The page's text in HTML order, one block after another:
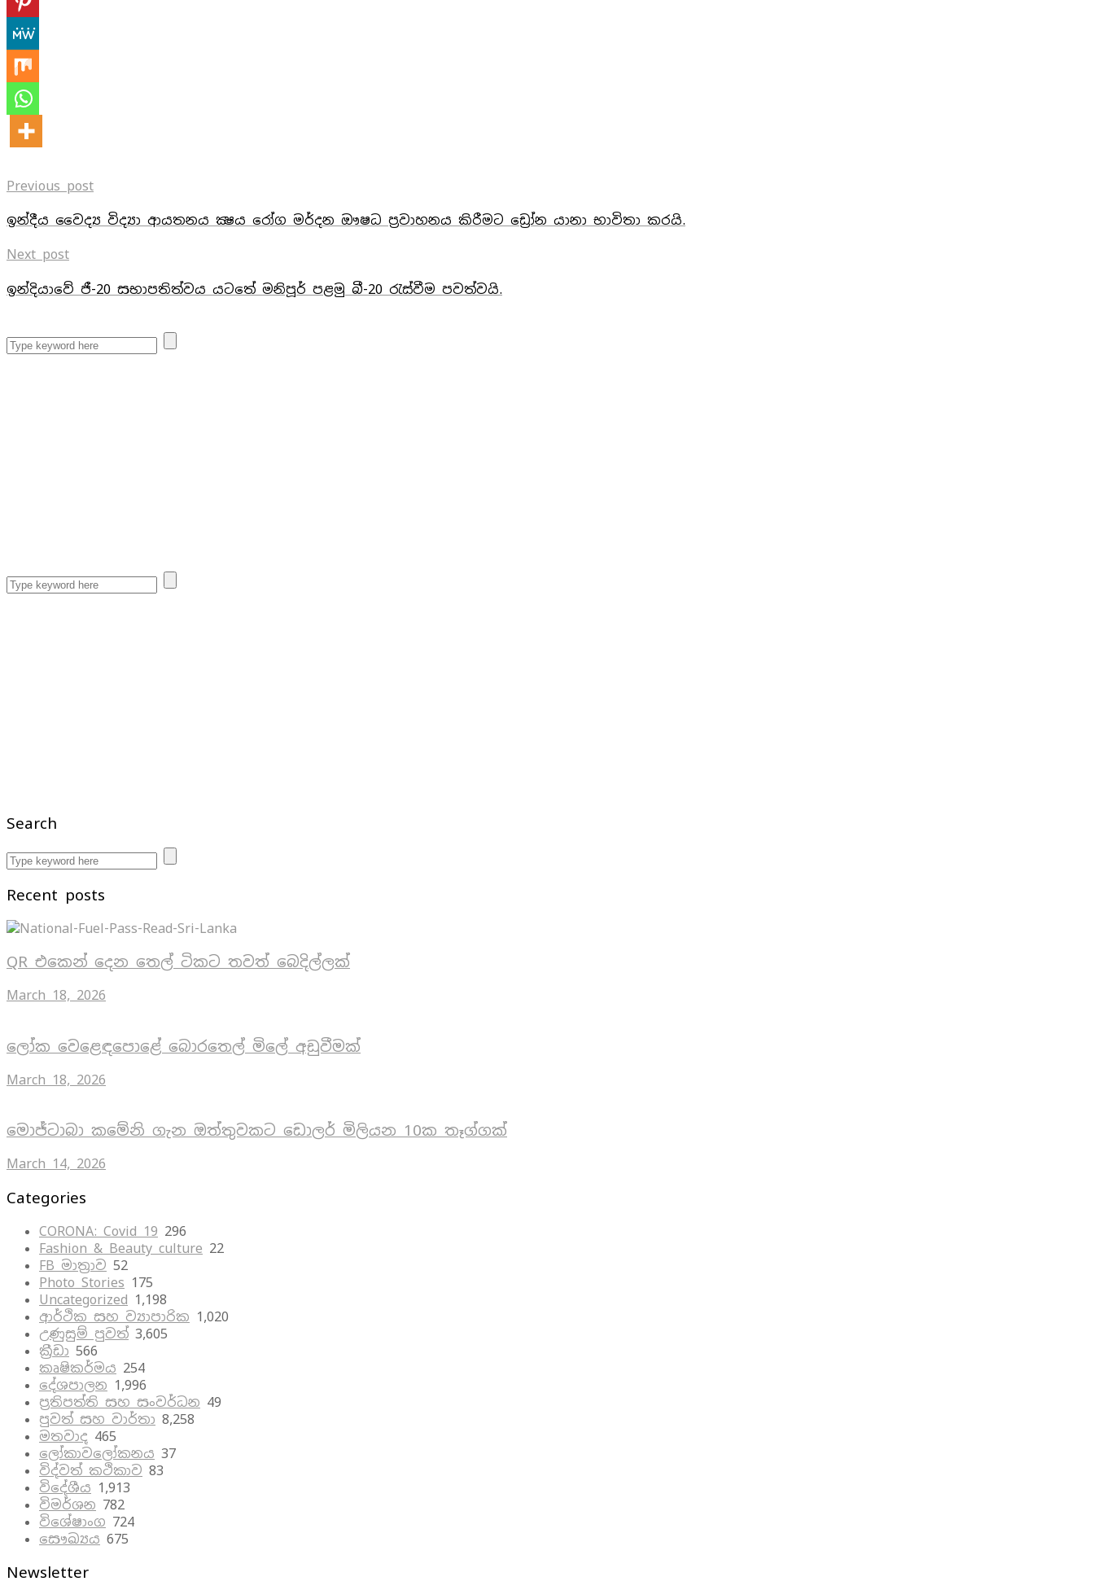
Previous post
ඉන්දීය වෛද්‍ය විද්‍යා ආයතනය ක්‍ෂය රෝග මර්දන ඖෂධ ප්‍රවාහනය කිරීමට ඩ්‍රෝන යානා භාවිතා කරයි.
Next post
ඉන්දියාවේ ජී-20 සභාපතිත්වය යටතේ මනිපූර් පළමු බී-20 රැස්වීම පවත්වයි.
Search
Recent posts
QR එකෙන් දෙන තෙල් ටිකට තවත් බෙදිල්ලක්
March 18, 2026
ලෝක වෙළෙඳපොළේ බොරතෙල් මිලේ අඩුවීමක්
March 18, 2026
මොජ්ටාබා කමේනි ගැන ඔත්තුවකට ඩොලර් මිලියන 10ක තෑග්ගක්
March 14, 2026
Categories
CORONA: Covid 19 296
Fashion & Beauty culture 22
FB මාත්‍රාව 52
Photo Stories 175
Uncategorized 1,198
ආර්ථික සහ ව්‍යාපාරික 1,020
උණුසුම් පුවත් 3,605
ක්‍රීඩා 566
කෘෂිකර්මය 254
දේශපාලන 1,996
ප්‍රතිපත්ති සහ සංවර්ධන 49
පුවත් සහ වාර්තා 8,258
මතවාද 465
ලෝකාවලෝකනය 37
විද්වත් කථිකාව 83
විදේශීය 1,913
විමර්ශන 782
විශේෂාංග 724
සෞඛ්‍යය 675
Newsletter